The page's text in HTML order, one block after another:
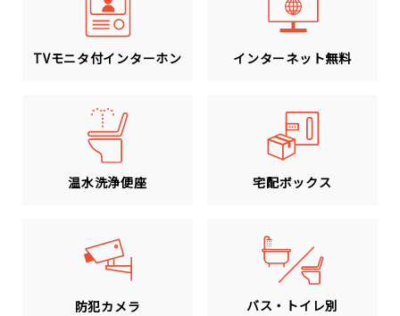
TVモニタ付インターホン インターネット無料
温水洗浄便座 宅配ボックス
防犯カメラ バス・トイレ別